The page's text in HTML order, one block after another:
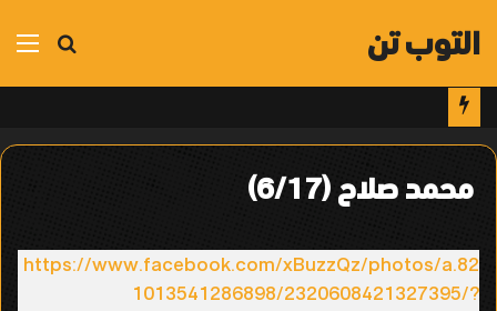
بحث
التوب تن
محمد صلاح (6/17)
https://www.facebook.com/xBuzzQz/photos/a.82
1013541286898/2320608421327395/?